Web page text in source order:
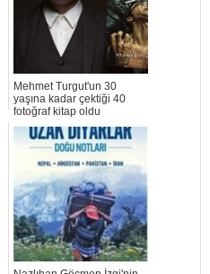
Mehmet Turgut'un 30
yaşına kadar çektiği 40
fotoğraf kitap oldu